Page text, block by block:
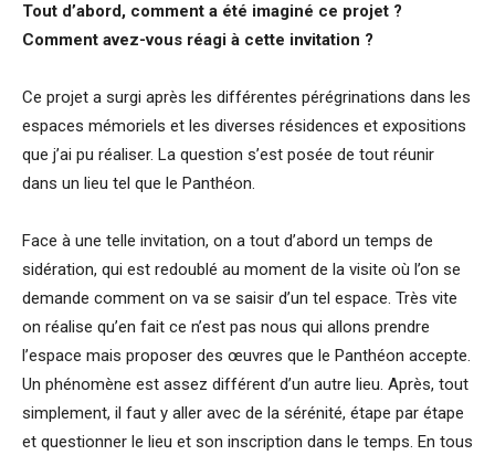
Tout d’abord, comment a été imaginé ce projet ?
Comment avez-vous réagi à cette invitation ?
Ce projet a surgi après les différentes pérégrinations dans les
espaces mémoriels et les diverses résidences et expositions
que j’ai pu réaliser. La question s’est posée de tout réunir
dans un lieu tel que le Panthéon.
Face à une telle invitation, on a tout d’abord un temps de
sidération, qui est redoublé au moment de la visite où l’on se
demande comment on va se saisir d’un tel espace. Très vite
on réalise qu’en fait ce n’est pas nous qui allons prendre
l’espace mais proposer des œuvres que le Panthéon accepte.
Un phénomène est assez différent d’un autre lieu. Après, tout
simplement, il faut y aller avec de la sérénité, étape par étape
et questionner le lieu et son inscription dans le temps. En tous